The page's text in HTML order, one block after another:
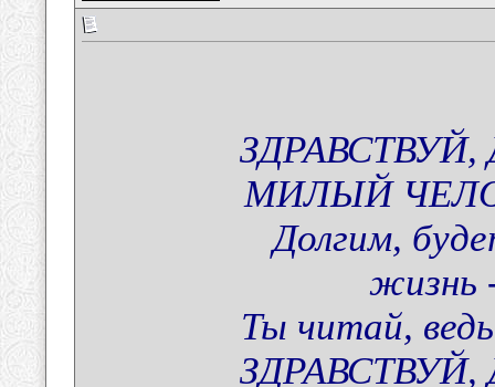
МИЛЫЙ
Долгим,
жизнь
Ты читай,